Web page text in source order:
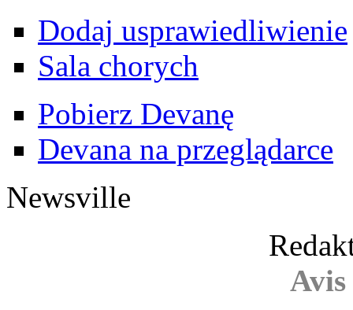
Dodaj usprawiedliwienie
Sala chorych
Pobierz Devanę
Devana na przeglądarce
Newsville